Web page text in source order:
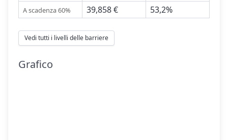
A scadenza 60% 39,858 € 53,2%
Vedi tutti i livelli delle barriere
Grafico